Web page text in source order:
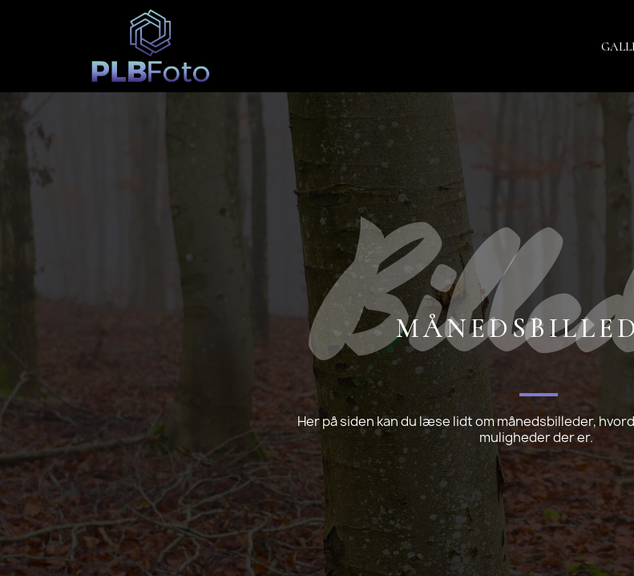
Her på siden kan du læse lidt om månedsbilleder,
muligheder der er.